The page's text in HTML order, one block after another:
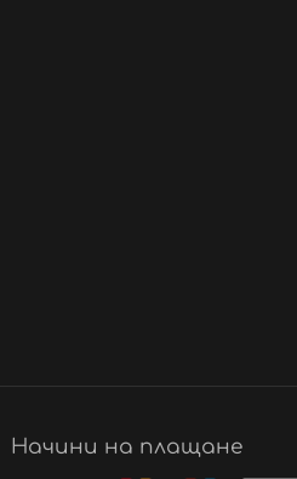
Начини на плащане